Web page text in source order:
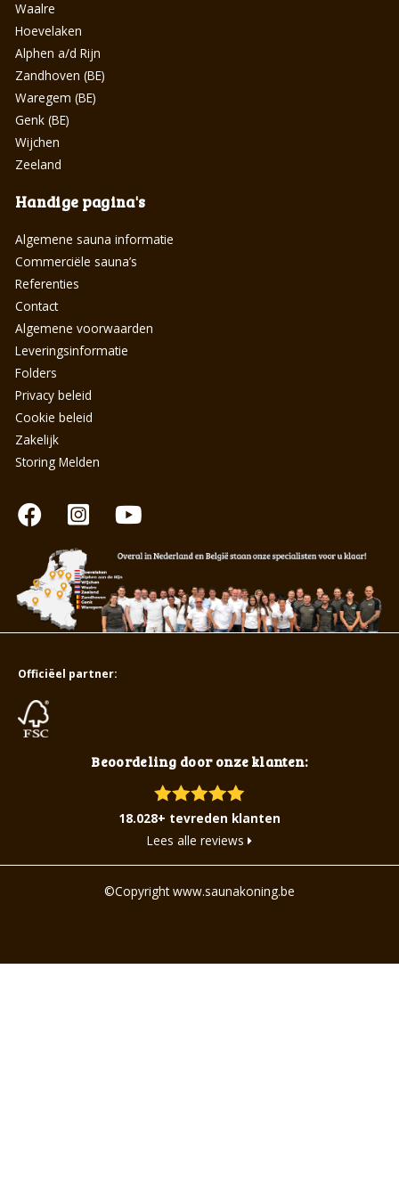
Waalre
Hoevelaken
Alphen a/d Rijn
Zandhoven (BE)
Waregem (BE)
Genk (BE)
Wijchen
Zeeland
Handige pagina's
Algemene sauna informatie
Commerciële sauna’s
Referenties
Contact
Algemene voorwaarden
Leveringsinformatie
Folders
Privacy beleid
Cookie beleid
Zakelijk
Storing Melden
Beoordeling door onze klanten:
18.028+ tevreden klanten
Lees alle reviews
Officiëel partner:
©Copyright www.saunakoning.be